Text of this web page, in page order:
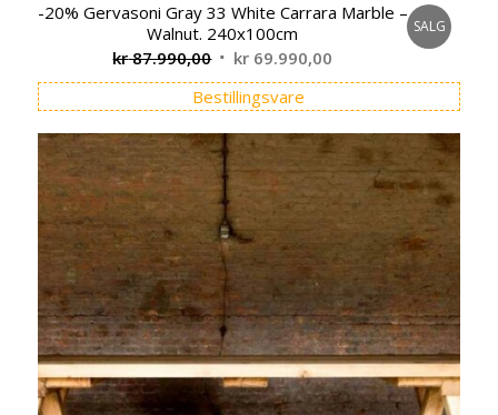
-20% Gervasoni Gray 33 White Carrara Marble –
Walnut. 240x100cm
kr87.990,00 Opprinnelig
pris
var:
kr 87.990,00.
kr 69.990,00
pris
er:
kr 69.990,00.
SALG
Bestillingsvare